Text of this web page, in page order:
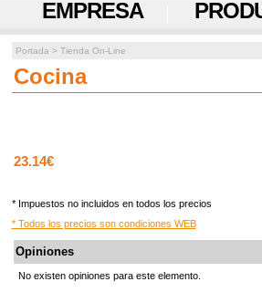
EMPRESA
Portada > Tienda On-Line
Cocina
23.14€
* Impuestos no incluidos en todos los precios
* Todos los precios son condiciones WEB
Opiniones
No existen opiniones para este elemento.